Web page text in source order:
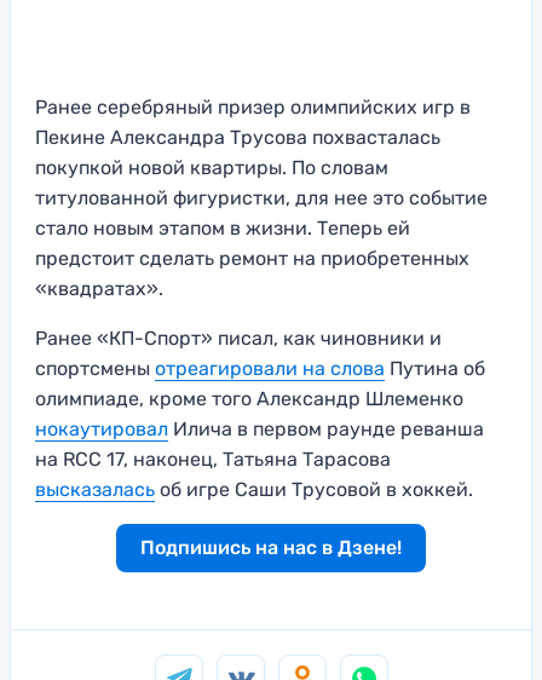
Ранее серебряный призер олимпийских игр в
Пекине Александра Трусова похвасталась
покупкой новой квартиры. По словам
титулованной фигуристки, для нее это событие
стало новым этапом в жизни. Теперь ей
предстоит сделать ремонт на приобретенных
«квадратах».
Ранее «КП-Спорт» писал, как чиновники и
спортсмены отреагировали на слова Путина об
олимпиаде, кроме того Александр Шлеменко
нокаутировал Илича в первом раунде реванша
на RCC 17, наконец, Татьяна Тарасова
высказалась об игре Саши Трусовой в хоккей.
Подпишись на нас в Дзене!